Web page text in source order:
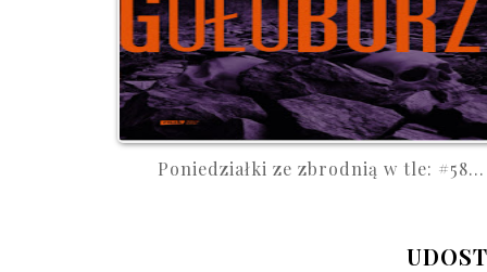
Poniedziałki ze zbrodnią w tle: #58...